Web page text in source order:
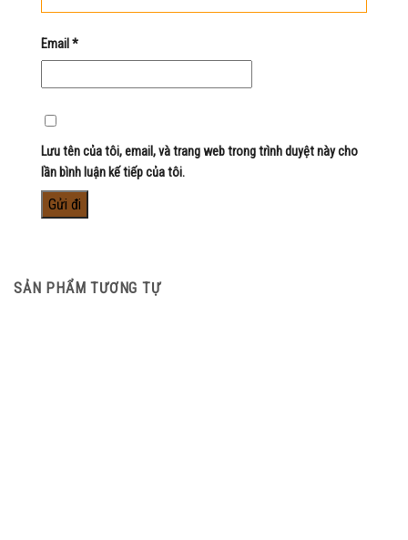
Email*
Lưu tên của tôi, email, và trang web trong trình duyệt này cho
lần bình luận kế tiếp của tôi.
SẢN PHẨM TƯƠNG TỰ